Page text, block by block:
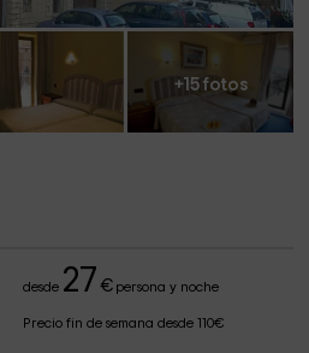
+15 fotos
desde 27 €persona y noche
Precio fin de semana desde 110€